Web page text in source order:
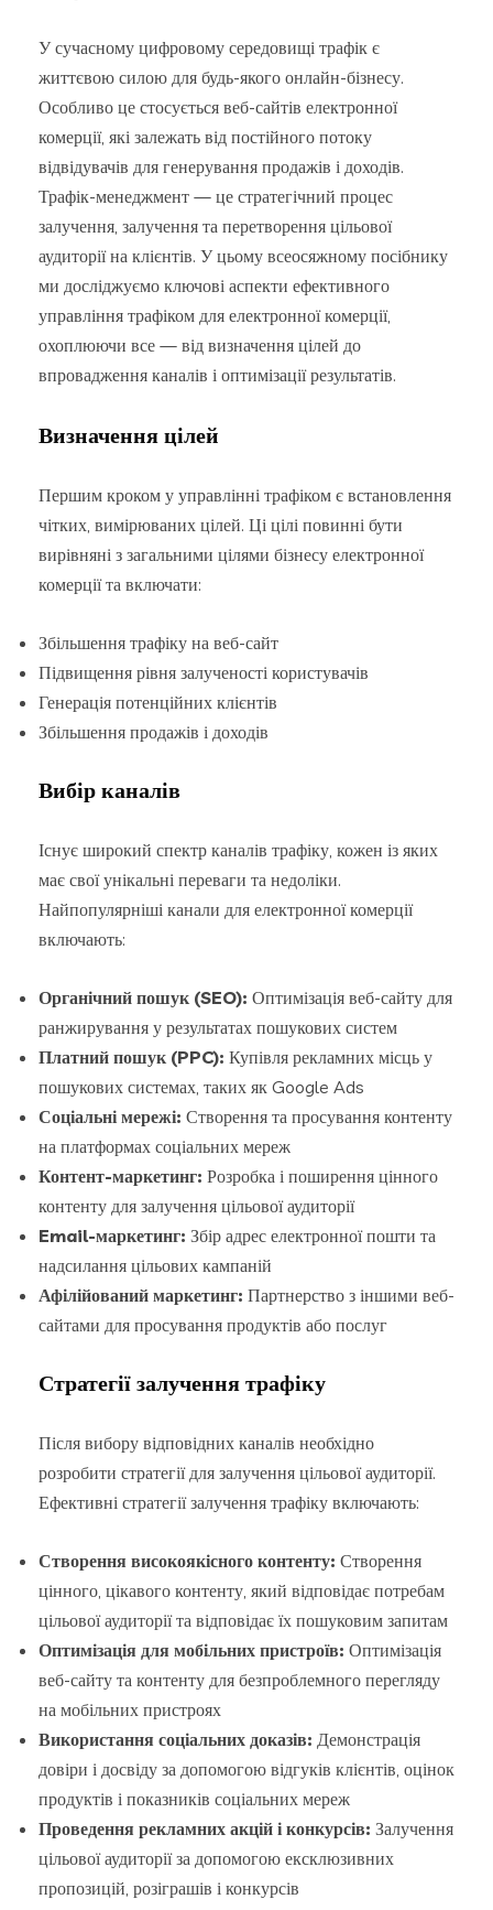
У сучасному цифровому середовищі трафік є
життєвою силою для будь-якого онлайн-бізнесу.
Особливо це стосується веб-сайтів електронної
комерції, які залежать від постійного потоку
відвідувачів для генерування продажів і доходів.
Трафік-менеджмент — це стратегічний процес
залучення, залучення та перетворення цільової
аудиторії на клієнтів. У цьому всеосяжному посібнику
ми досліджуємо ключові аспекти ефективного
управління трафіком для електронної комерції,
охоплюючи все — від визначення цілей до
впровадження каналів і оптимізації результатів.
Визначення цілей
Першим кроком у управлінні трафіком є встановлення
чітких, вимірюваних цілей. Ці цілі повинні бути
вирівняні з загальними цілями бізнесу електронної
комерції та включати:
Збільшення трафіку на веб-сайт
Підвищення рівня залученості користувачів
Генерація потенційних клієнтів
Збільшення продажів і доходів
Вибір каналів
Існує широкий спектр каналів трафіку, кожен із яких
має свої унікальні переваги та недоліки.
Найпопулярніші канали для електронної комерції
включають:
Органічний пошук (SEO): Оптимізація веб-сайту для
ранжирування у результатах пошукових систем
Платний пошук (PPC): Купівля рекламних місць у
пошукових системах, таких як Google Ads
Соціальні мережі: Створення та просування контенту
на платформах соціальних мереж
Контент-маркетинг: Розробка і поширення цінного
контенту для залучення цільової аудиторії
Email-маркетинг: Збір адрес електронної пошти та
надсилання цільових кампаній
Афілійований маркетинг: Партнерство з іншими веб-
сайтами для просування продуктів або послуг
Стратегії залучення трафіку
Після вибору відповідних каналів необхідно
розробити стратегії для залучення цільової аудиторії.
Ефективні стратегії залучення трафіку включають:
Створення високоякісного контенту: Створення
цінного, цікавого контенту, який відповідає потребам
цільової аудиторії та відповідає їх пошуковим запитам
Оптимізація для мобільних пристроїв: Оптимізація
веб-сайту та контенту для безпроблемного перегляду
на мобільних пристроях
Використання соціальних доказів: Демонстрація
довіри і досвіду за допомогою відгуків клієнтів, оцінок
продуктів і показників соціальних мереж
Проведення рекламних акцій і конкурсів: Залучення
цільової аудиторії за допомогою ексклюзивних
пропозицій, розіграшів і конкурсів